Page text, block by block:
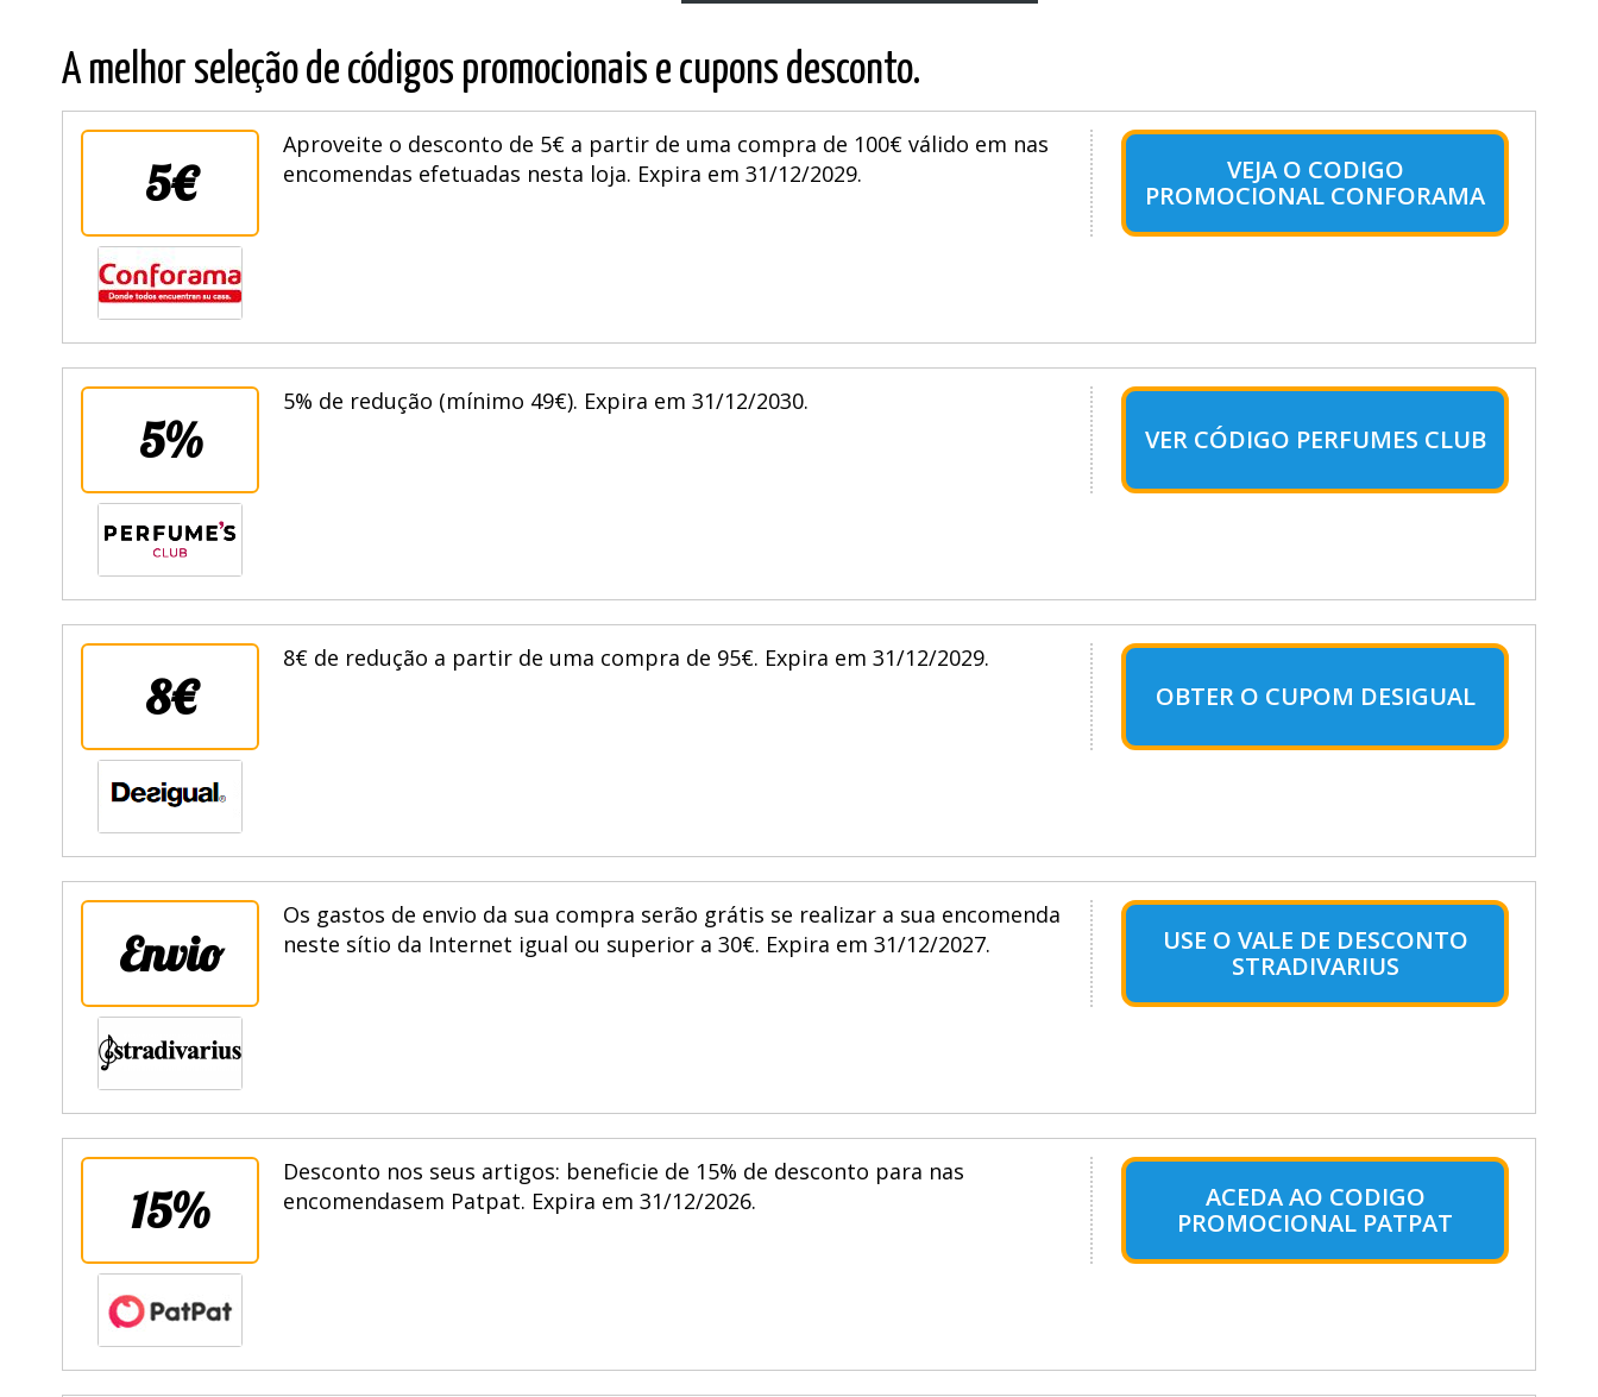
A melhor seleção de códigos promocionais e cupons desconto.
5€
Aproveite o desconto de 5€ a partir de uma compra de 100€ válido em nas
encomendas efetuadas nesta loja. Expira em 31/12/2029.
VEJA O CODIGO
PROMOCIONAL CONFORAMA
5%
5% de redução (mínimo 49€). Expira em 31/12/2030.
VER CÓDIGO PERFUMES CLUB
8€
8€ de redução a partir de uma compra de 95€. Expira em 31/12/2029.
OBTER O CUPOM DESIGUAL
Envio
Os gastos de envio da sua compra serão grátis se realizar a sua encomenda
neste sítio da Internet igual ou superior a 30€. Expira em 31/12/2027.
USE O VALE DE DESCONTO
STRADIVARIUS
15%
Desconto nos seus artigos: beneficie de 15% de desconto para nas
encomendasem Patpat. Expira em 31/12/2026.
ACEDA AO CODIGO
PROMOCIONAL PATPAT